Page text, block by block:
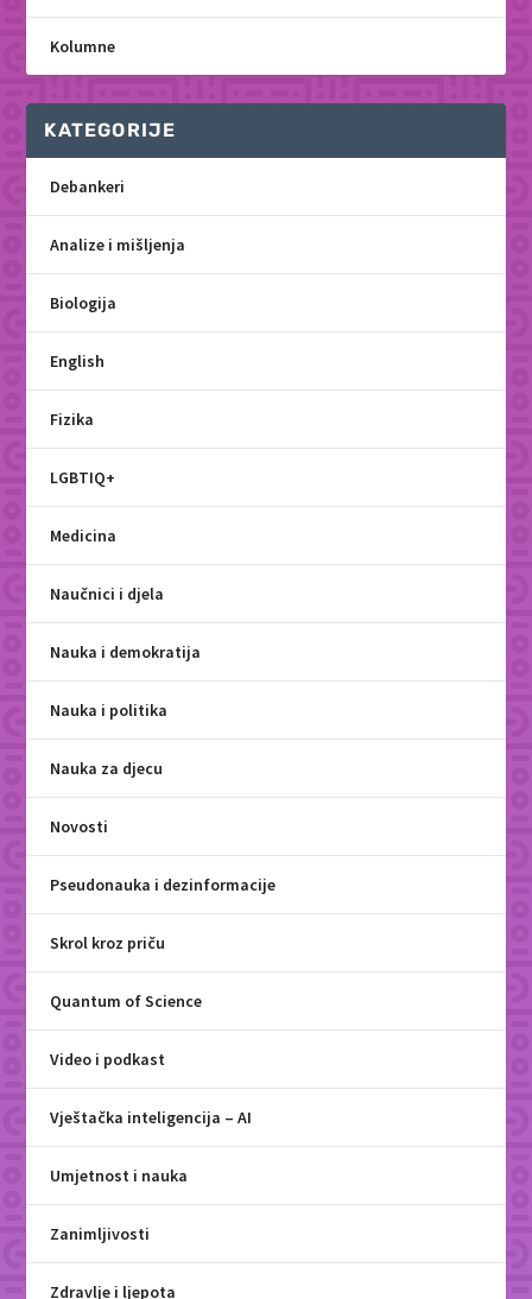
Kolumne
KATEGORIJE
Debankeri
Analize i mišljenja
Biologija
English
Fizika
LGBTIQ+
Medicina
Naučnici i djela
Nauka i demokratija
Nauka i politika
Nauka za djecu
Novosti
Pseudonauka i dezinformacije
Skrol kroz priču
Quantum of Science
Video i podkast
Vještačka inteligencija – AI
Umjetnost i nauka
Zanimljivosti
Zdravlje i ljepota